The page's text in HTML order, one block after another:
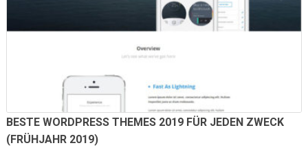
BESTE WORDPRESS THEMES 2019 FÜR JEDEN ZWECK
(FRÜHJAHR 2019)